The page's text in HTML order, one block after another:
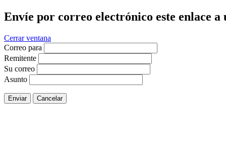
Envíe por correo electrónico este enlace a
Cerrar ventana
Correo para
Remitente
Su correo
Asunto
Enviar Cancelar